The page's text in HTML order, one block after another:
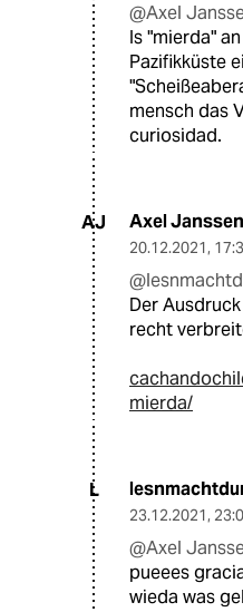
@Axel
Is "mierda"
Pazifikküste
mensch das
curiosidad.
AJ Axel Janssen
20.12.2021,
Der
recht
mierda/
L
23.12.2021,
@Axel
pueees
wieda was